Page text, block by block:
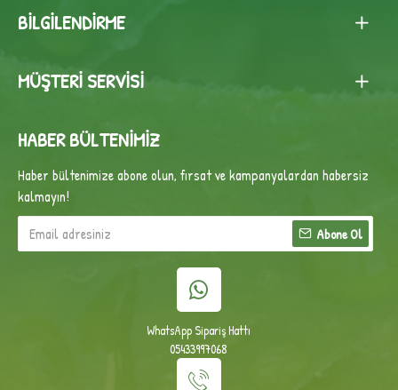
BILGILENDIRME
MÜŞTERI SERVISI
HABER BÜLTENIMIZ
Haber bültenimize abone olun, fırsat ve kampanyalardan habersiz
kalmayın!
Abone Ol
WhatsApp Sipariş Hattı
05433997068